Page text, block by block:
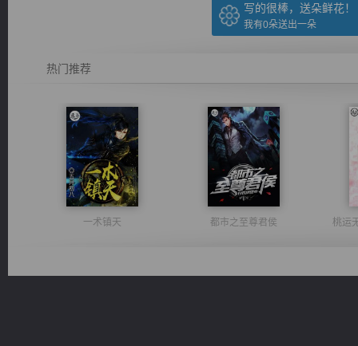
写的很棒，送朵鲜花！
我有0朵送出一朵
热门推荐
一术镇天 都市之至尊君侯 桃运